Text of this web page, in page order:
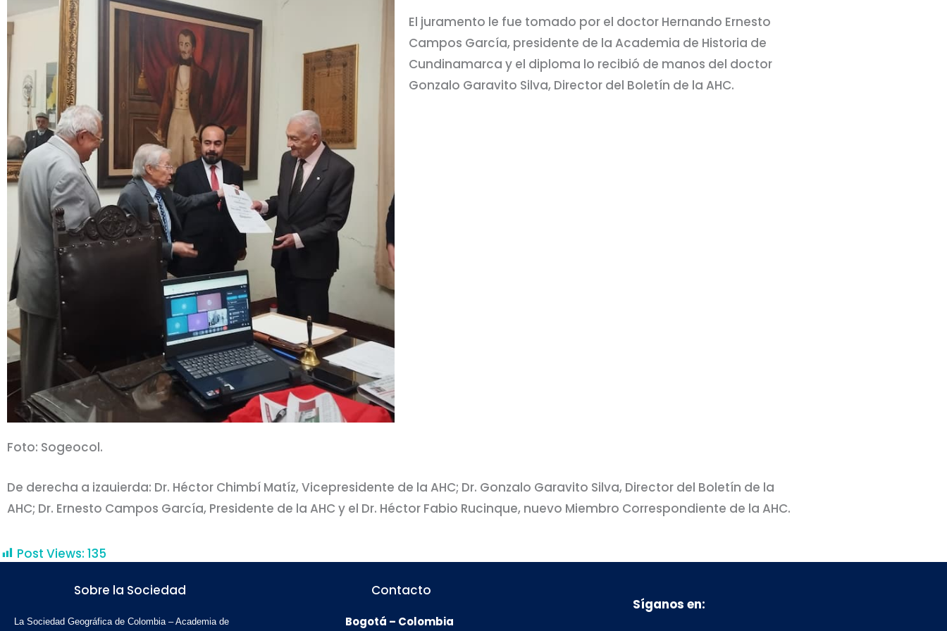
El juramento le fue tomado por el doctor Hernando Ernesto
Campos García, presidente de la Academia de Historia de
Cundinamarca y el diploma lo recibió de manos del doctor
Gonzalo Garavito Silva, Director del Boletín de la AHC.
Foto: Sogeocol.
De derecha a izauierda: Dr. Héctor Chimbí Matíz, Vicepresidente de la AHC; Dr. Gonzalo Garavito Silva, Director del Boletín de la
AHC; Dr. Ernesto Campos García, Presidente de la AHC y el Dr. Héctor Fabio Rucinque, nuevo Miembro Correspondiente de la AHC.
Post Views: 135
Sobre la Sociedad
La Sociedad Geográfica de Colombia – Academia de
Contacto
Bogotá – Colombia
Síganos en: